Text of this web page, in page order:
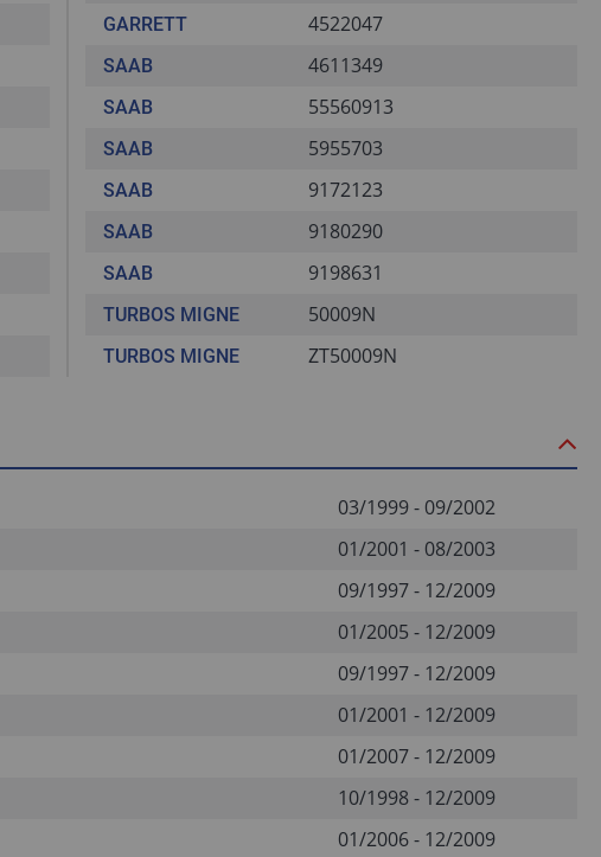
GARRETT 4522047
SAAB 4611349
SAAB 55560913
SAAB 5955703
SAAB 9172123
SAAB 9180290
SAAB 9198631
TURBOS MIGNE 50009N
TURBOS MIGNE ZT50009N
03/1999 - 09/2002
01/2001 - 08/2003
09/1997 - 12/2009
01/2005 - 12/2009
09/1997 - 12/2009
01/2001 - 12/2009
01/2007 - 12/2009
10/1998 - 12/2009
01/2006 - 12/2009